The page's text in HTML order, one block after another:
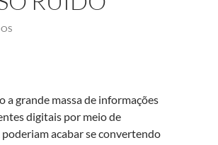
grande massa de informações
digitais por meio de
acabar se convertendo